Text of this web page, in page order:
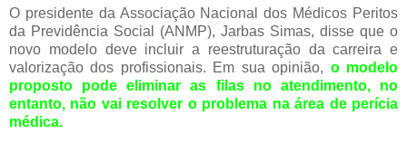
O presidente da Associação Nacional dos Médicos Peritos
da Previdência Social (ANMP), Jarbas Simas, disse que o
novo modelo deve incluir a reestruturação da carreira e
valorização dos profissionais. Em sua opinião, o modelo
proposto pode eliminar as filas no atendimento, no
entanto, não vai resolver o problema na área de perícia
médica.